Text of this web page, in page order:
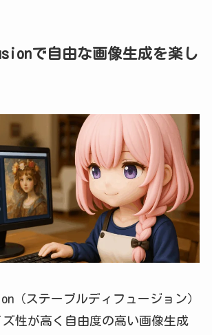
で自由な画像生成を楽し
（ステーブルディフュージョン）
性が高く自由度の高い画像生成